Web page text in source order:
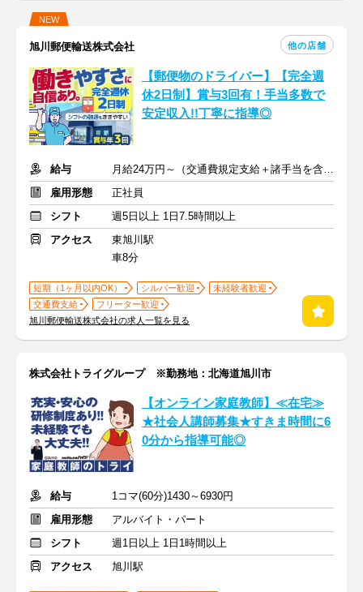
NEW
旭川郵便輸送株式会社 他の店舗
【郵便物のドライバー】【完全週
休2日制】賞与3回有！手当多数で
安定収入!!丁寧に指導◎
給与
月給24万円～（交通費規定支給＋諸手当を含む）
雇用形態
正社員
シフト
週5日以上 1日7.5時間以上
アクセス
東旭川駅
車8分
短期（1ヶ月以内OK） シルバー歓迎
未経験者歓迎
交通費支給
フリーター歓迎
旭川郵便輸送株式会社の求人一覧を見る
株式会社トライグループ ※勤務地：北海道旭川市
【オンライン家庭教師】≪在宅≫
★社会人講師募集★すきま時間に6
0分から指導可能◎
給与
1コマ(60分)1430～6930円
雇用形態
アルバイト・パート
シフト
週1日以上 1日1時間以上
アクセス
旭川駅